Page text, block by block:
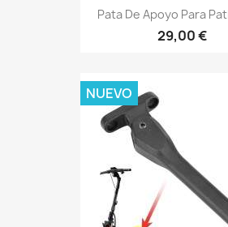
Pata De Apoyo Para
29,00 €
NUEVO